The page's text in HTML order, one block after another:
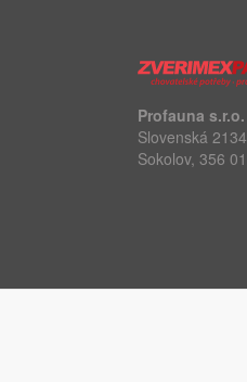
Profauna s.r.o.
Slovenská 2134
Sokolov, 356 01